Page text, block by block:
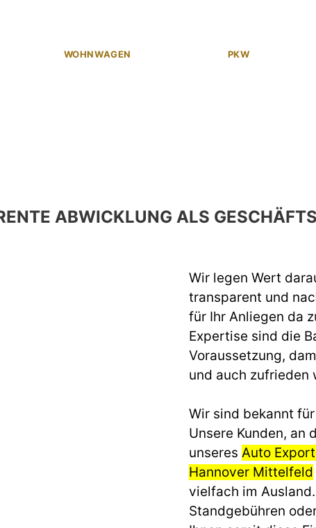
WOHNWAGEN PKW
ABWICKLUNG ALS
Wir legen Wert
transparent und
für Ihr Anliegen da
Expertise sind die
Voraussetzung,
und auch zufrieden
Wir sind bekannt
Unsere Kunden, an
unseres Auto
Hannover Mittelfeld
vielfach im
Standgebühren